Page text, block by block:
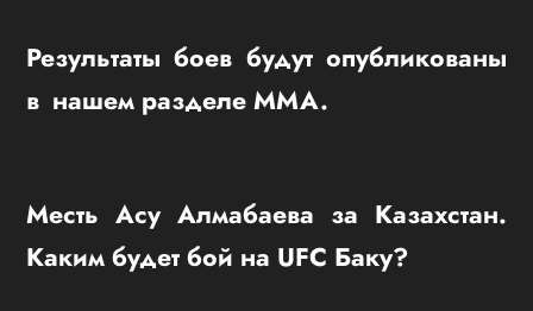
Результаты боев будут опубликованы
в нашем разделе ММА.
Месть Асу Алмабаева за Казахстан.
Каким будет бой на UFC Баку?